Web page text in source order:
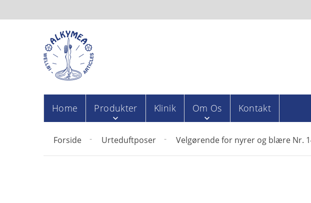
Home Produkter Klinik Om Os Kontakt
Forside Urteduftposer Velgørende for nyrer og blære Nr.